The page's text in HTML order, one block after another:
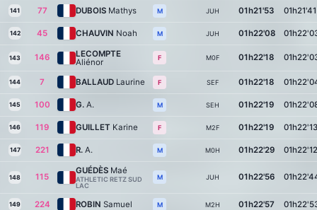
141 77 DUBOIS Mathys M JUH 01h21'53 01h21'41
142 45 CHAUVIN Noah M JUH 01h22'08
143 146
LECOMPTE
Aliénor
F M0F 01h22'18
144 7 BALLAUD Laurine F SEF 01h22'18
145 100 G. A. M SEH 01h22'19
146 119 GUILLET Karine F M2F 01h22'19 01h22'13
147 221 R. A. M M0H 01h22'29 01h22'12
148 115
GUÉDÈS Maé
ATHLETIC RETZ SUD
LAC
M JUH 01h22'56
149 224 ROBIN Samuel M M2H 01h22'57